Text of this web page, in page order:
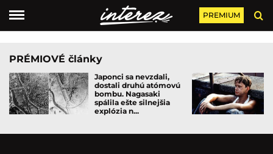
PREMIUM
PRÉMIOVÉ články
Japonci sa nevzdali,
dostali druhú atómovú
bombu. Nagasaki
spálila ešte silnejšia
explózia n...